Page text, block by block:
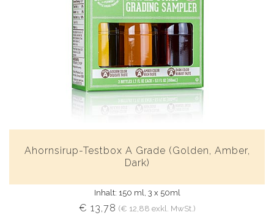
Ahornsirup-Testbox A Grade (Golden, Amber,
Dark)
Inhalt: 150 ml, 3 x 50ml
€ 13,78 (€ 12,88 exkl. MwSt.)